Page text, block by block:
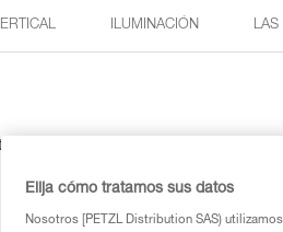
ILUMINACIÓN LAS
búsqueda
Elija cómo tratamos sus datos
Nosotros [PETZL Distribution SAS)